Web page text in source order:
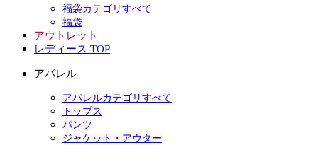
福袋カテゴリすべて
福袋
アウトレット
レディース TOP
アパレル
アパレルカテゴリすべて
トップス
パンツ
ジャケット・アウター